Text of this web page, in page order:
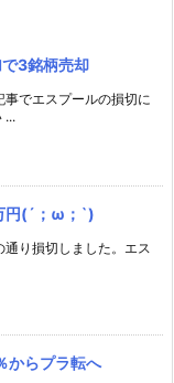
で3銘柄売却
でエスプールの損切に
...
円(´；ω；`)
り損切しました。エス
からプラ転へ